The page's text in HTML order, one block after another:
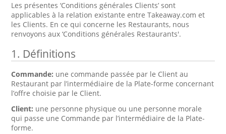
Les présentes ‘Conditions générales Clients’ sont
applicables à la relation existante entre Takeaway.com et
les Clients. En ce qui concerne les Restaurants, nous
renvoyons aux ‘Conditions générales Restaurants'.
1. Définitions
Commande: une commande passée par le Client au
Restaurant par l’intermédiaire de la Plate-forme concernant
l’offre choisie par le Client.
Client: une personne physique ou une personne morale
qui passe une Commande par l’intermédiaire de la Plate-
forme.